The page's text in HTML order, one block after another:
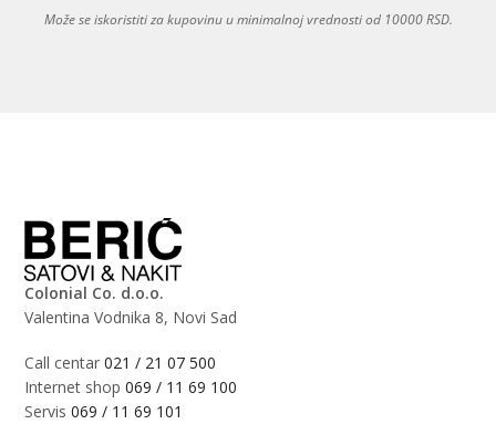
Može se iskoristiti za kupovinu u minimalnoj vrednosti od 10000 RSD.
Colonial Co. d.o.o.
Valentina Vodnika 8, Novi Sad
Call centar021 / 21 07 500
Internet shop069 / 11 69 100
Servis069 / 11 69 101